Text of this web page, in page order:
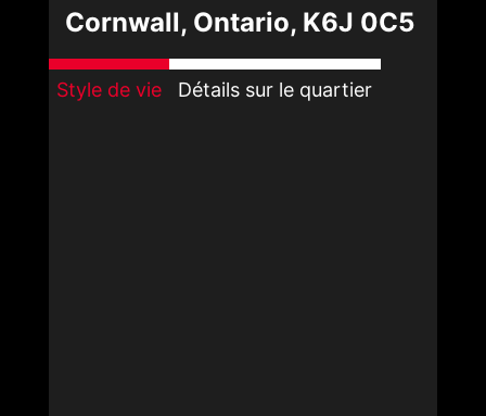
Cornwall, Ontario, K6J 0C5
Style de vie Détails sur le quartier